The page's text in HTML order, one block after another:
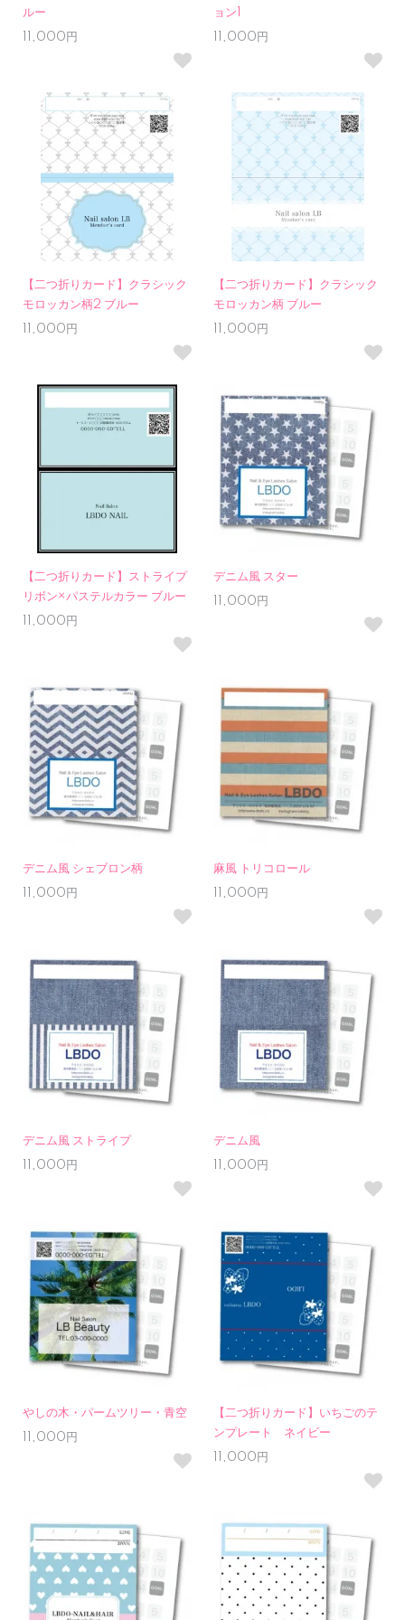
ルー
11,000円
ョン1
11,000円
【二つ折りカード】クラシック
モロッカン柄2 ブルー
11,000円
【二つ折りカード】クラシック
モロッカン柄 ブルー
11,000円
【二つ折りカード】ストライプ
リボン×パステルカラー ブルー
11,000円
デニム風 スター
11,000円
デニム風 シェブロン柄
11,000円
麻風 トリコロール
11,000円
デニム風 ストライプ
11,000円
デニム風
11,000円
やしの木・パームツリー・青空
11,000円
【二つ折りカード】いちごのテ
ンプレート ネイビー
11,000円